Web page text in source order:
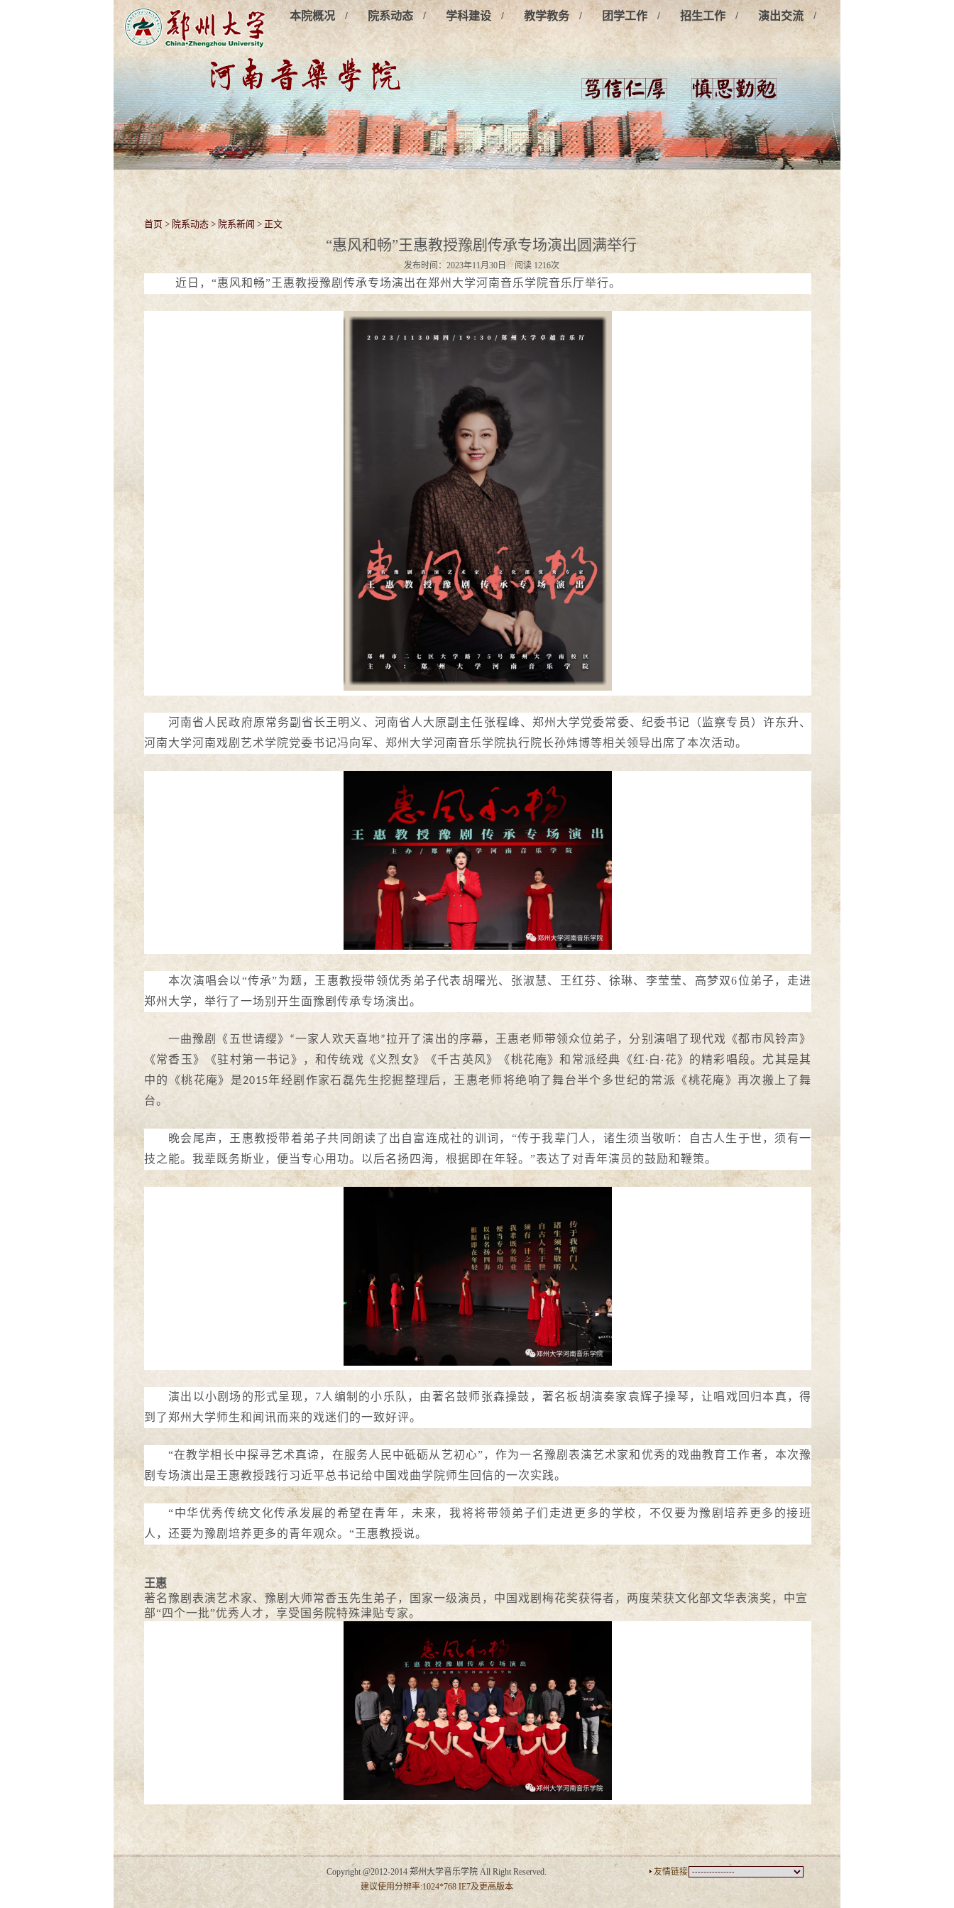
本院概况 / 院系动态 / 学科建设 / 教学教务 / 团学工作 / 招生工作 / 演出交流 /
首页 > 院系动态 > 院系新闻 > 正文
“惠风和畅”王惠教授豫剧传承专场演出圆满举行
发布时间：2023年11月30日 阅读 1216次
近日， “惠风和畅”王惠教授豫剧传承专场演出在郑州大学河南音乐学院音乐厅举行。
河南省人民政府原常务副省长王明义、河南省人大原副主任张程峰、郑州大学党委常委、纪委书记（监察专员）许东升、
河南大学河南戏剧艺术学院党委书记冯向军、郑州大学河南音乐学院执行院长孙炜博等相关领导出席了本次活动。
本次演唱会以 “传承”为题，王惠教授带领优秀弟子代表胡曙光、张淑慧、王红芬、徐琳、李莹莹、高梦双6位弟子，走进
郑州大学，举行了一场别开生面豫剧传承专场演出。
一曲豫剧《五世请缨》 “一家人欢天喜地”拉开了演出的序幕，王惠老师带领众位弟子，分别演唱了现代戏《都市风铃声》
《常香玉》《驻村第一书记》，和传统戏《义烈女》《千古英风》《桃花庵》和常派经典《红· 白 · 花》的精彩唱段。尤其是其
中的《桃花庵》是2015年经剧作家石磊先生挖掘整理后，王惠老师将绝响了舞台半个多世纪的常派《桃花庵》再次搬上了舞
台。
晚会尾声，王惠教授带着弟子共同朗读了出自富连成社的训词， “传于我辈门人，诸生须当敬听：自古人生于世，须有一
技之能。我辈既务斯业，便当专心用功。以后名扬四海，根据即在年轻。”表达了对青年演员的鼓励和鞭策。
演出以小剧场的形式呈现， 7人编制的小乐队，由著名鼓师张森操鼓，著名板胡演奏家袁辉子操琴，让唱戏回归本真，得
到了郑州大学师生和闻讯而来的戏迷们的一致好评。
“在教学相长中探寻艺术真谛，在服务人民中砥砺从艺初心”，作为一名豫剧表演艺术家和优秀的戏曲教育工作者，本次豫
剧专场演出是王惠教授践行习近平总书记给中国戏曲学院师生回信的一次实践。
“中华优秀传统文化传承发展的希望在青年，未来，我将将带领弟子们走进更多的学校，不仅要为豫剧培养更多的接班
人，还要为豫剧培养更多的青年观众。“王惠教授说。
王惠
著名豫剧表演艺术家、豫剧大师常香玉先生弟子，国家一级演员，中国戏剧梅花奖获得者，两度荣获文化部文华表演奖，中宣
部“四个一批”优秀人才，享受国务院特殊津贴专家。
Copyright @2012-2014 郑州大学音乐学院 All Right Reserved.
建议使用分辨率:1024*768 IE7及更高版本
友情链接